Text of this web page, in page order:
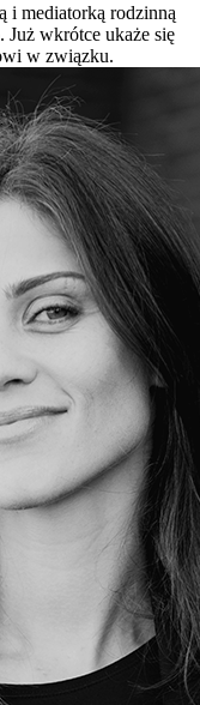
i mediatorką rodzinną
Już wkrótce ukaże się
w związku.